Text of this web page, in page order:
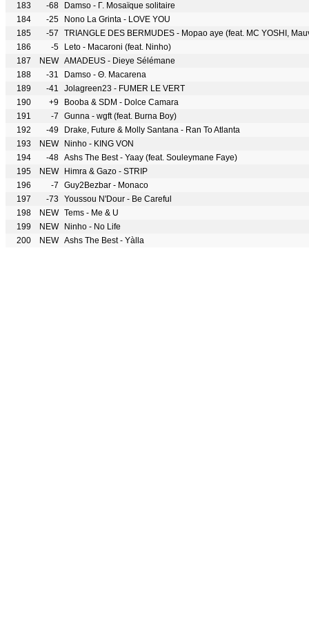
183
-68
Damso - Γ. Mosaïque solitaire
184
-25
Nono La Grinta - LOVE YOU
185
-57
TRIANGLE DES BERMUDES - Mopao aye (feat. MC YOSHI,
186
-5
Leto - Macaroni (feat. Ninho)
187
NEW AMADEUS - Dieye Sélémane
188
-31
Damso - Θ. Macarena
189
-41
Jolagreen23 - FUMER LE VERT
190
+9
Booba & SDM - Dolce Camara
191
-7
Gunna - wgft (feat. Burna Boy)
192
-49
Drake, Future & Molly Santana - Ran To Atlanta
193
NEW
Ninho - KING VON
194
-48 Ashs The Best - Yaay (feat. Souleymane Faye)
195
NEW
Himra & Gazo - STRIP
196
-7
Guy2Bezbar - Monaco
197
-73
Youssou N'Dour - Be Careful
198
NEW Tems - Me & U
199
NEW
Ninho - No Life
200
NEW Ashs The Best - Yàlla